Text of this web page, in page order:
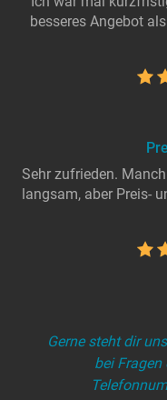
besseres Angebot
Sehr zufrieden.
langsam, aber Preis-
Gerne steht dir
bei Fragen